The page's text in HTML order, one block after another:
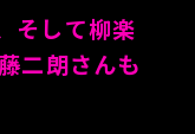
そして柳楽
二朗さんも